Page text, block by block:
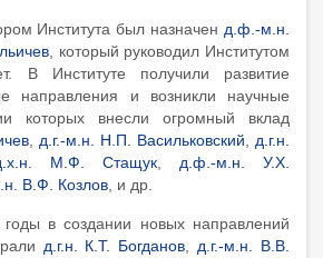
Института был назначен д.ф.-м.н.
, который руководил Институтом
В Институте получили развитие
направления и возникли научные
которых внесли огромный вклад
д.г.-м.н. Н.П. Васильковский
д.г.н.
М.Ф. Стащук
д.ф.-м.н. У.Х.
В.Ф. Козлов , и др.
в создании новых направлений
д.г.н. К.Т. Богданов
д.г.-м.н. В.В.